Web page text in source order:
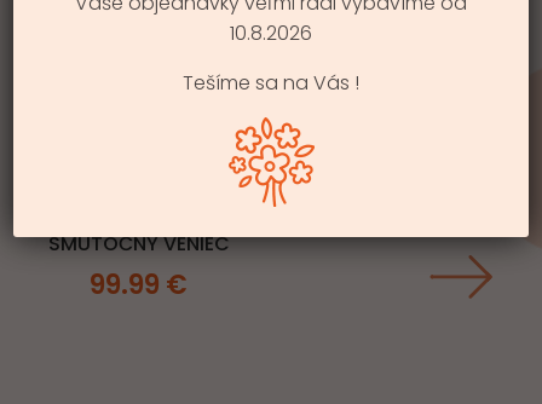
SMÚTOČNÝ VENIEC
99.99 €
10.8.2026
Tešíme sa na Vás !